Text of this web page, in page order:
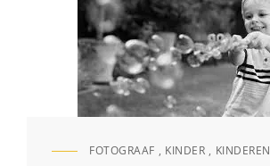
MET
EEN
PROFESSIONELE
FOTOGRAAF
CAT
FOTOGRAAF , KINDER , KINDEREN